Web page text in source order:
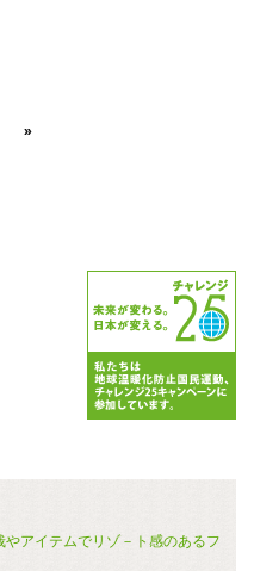
»
やアイテムでリゾ－ト感のあるフ